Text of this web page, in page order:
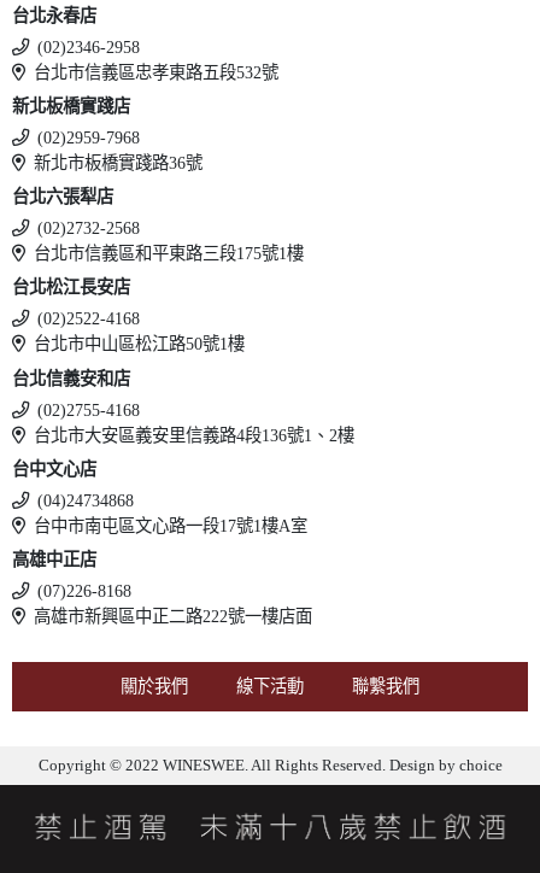
台北永春店
(02)2346-2958
台北市信義區忠孝東路五段532號
新北板橋實踐店
(02)2959-7968
新北市板橋實踐路36號
台北六張犁店
(02)2732-2568
台北市信義區和平東路三段175號1樓
台北松江長安店
(02)2522-4168
台北市中山區松江路50號1樓
台北信義安和店
(02)2755-4168
台北市大安區義安里信義路4段136號1、2樓
台中文心店
(04)24734868
台中市南屯區文心路一段17號1樓A室
高雄中正店
(07)226-8168
高雄市新興區中正二路222號一樓店面
關於我們 線下活動 聯繫我們
Copyright © 2022 WINESWEE. All Rights Reserved. Design bychoice